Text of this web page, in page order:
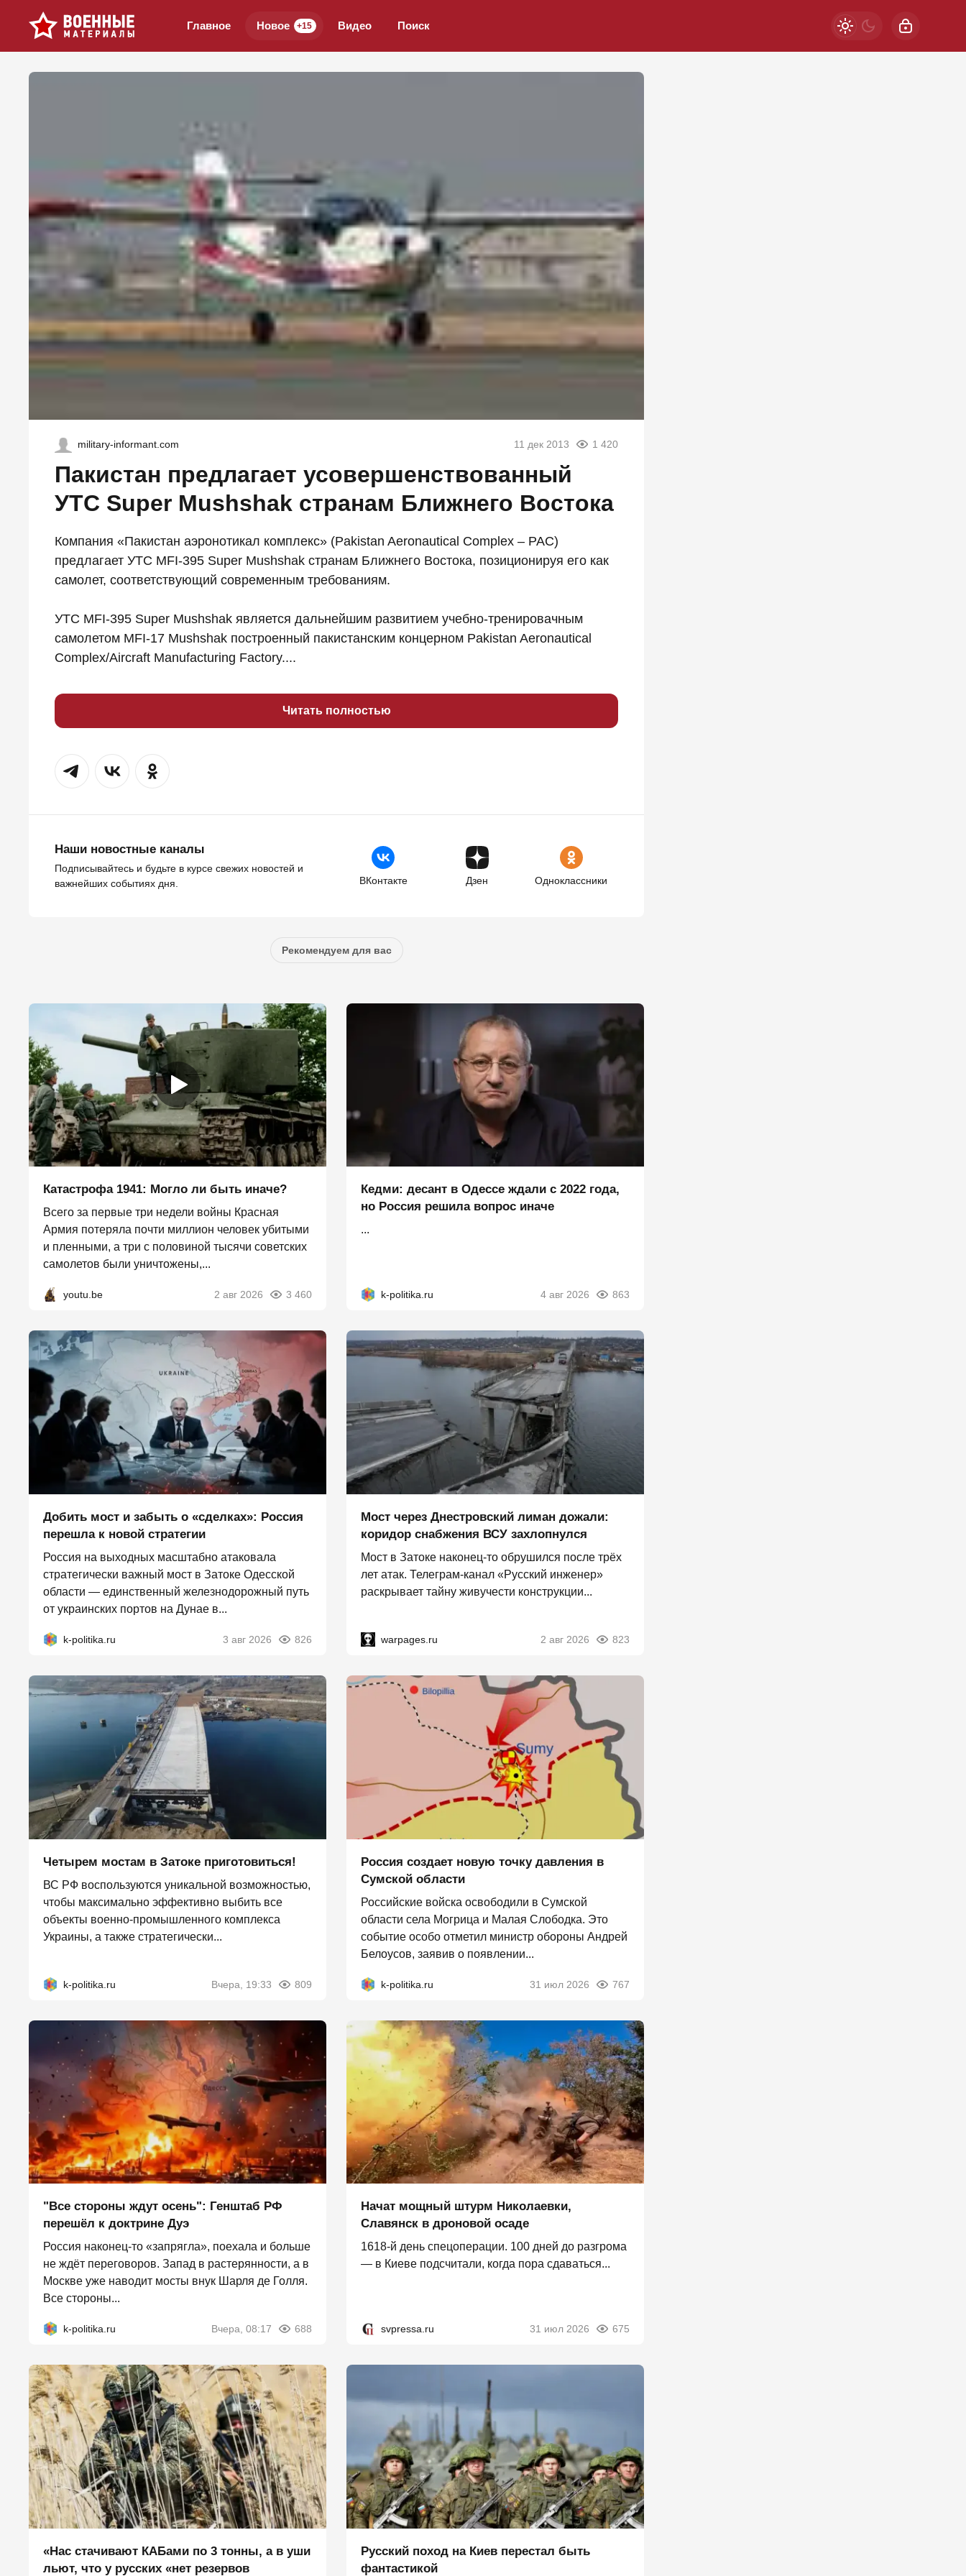
Главное Новое +15 Видео Поиск
military-informant.com 11 дек 2013 1 420
Пакистан предлагает усовершенствованный
УТС Super Mushshak странам Ближнего Востока
Компания «Пакистан аэронотикал комплекс» (Pakistan Aeronautical Complex – PAC)
предлагает УТС MFI-395 Super Mushshak странам Ближнего Востока, позиционируя его как
самолет, соответствующий современным требованиям.
УТС MFI-395 Super Mushshak является дальнейшим развитием учебно-тренировачным
самолетом MFI-17 Mushshak построенный пакистанским концерном Pakistan Aeronautical
Complex/Aircraft Manufacturing Factory....
Читать полностью
Наши новостные каналы
Подписывайтесь и будьте в курсе свежих новостей и
важнейших событиях дня.
ВКонтакте Дзен Одноклассники
Рекомендуем для вас
Катастрофа 1941: Могло ли быть иначе?
Всего за первые три недели войны Красная
Армия потеряла почти миллион человек убитыми
и пленными, а три с половиной тысячи советских
самолетов были уничтожены,...
youtu.be 2 авг 2026 3 460
Кедми: десант в Одессе ждали с 2022 года,
но Россия решила вопрос иначе
...
k-politika.ru 4 авг 2026 863
Добить мост и забыть о «сделках»: Россия
перешла к новой стратегии
Россия на выходных масштабно атаковала
стратегически важный мост в Затоке Одесской
области — единственный железнодорожный путь
от украинских портов на Дунае в...
k-politika.ru 3 авг 2026 826
Мост через Днестровский лиман дожали:
коридор снабжения ВСУ захлопнулся
Мост в Затоке наконец-то обрушился после трёх
лет атак. Телеграм-канал «Русский инженер»
раскрывает тайну живучести конструкции...
warpages.ru 2 авг 2026 823
Четырем мостам в Затоке приготовиться!
ВС РФ воспользуются уникальной возможностью,
чтобы максимально эффективно выбить все
объекты военно-промышленного комплекса
Украины, а также стратегически...
k-politika.ru Вчера, 19:33 809
Россия создает новую точку давления в
Сумской области
Российские войска освободили в Сумской
области села Могрица и Малая Слободка. Это
событие особо отметил министр обороны Андрей
Белоусов, заявив о появлении...
k-politika.ru 31 июл 2026 767
"Все стороны ждут осень": Генштаб РФ
перешёл к доктрине Дуэ
Россия наконец-то «запрягла», поехала и больше
не ждёт переговоров. Запад в растерянности, а в
Москве уже наводит мосты внук Шарля де Голля.
Все стороны...
k-politika.ru Вчера, 08:17 688
Начат мощный штурм Николаевки,
Славянск в дроновой осаде
1618-й день спецоперации. 100 дней до разгрома
— в Киеве подсчитали, когда пора сдаваться...
svpressa.ru 31 июл 2026 675
«Нас стачивают КАБами по 3 тонны, а в уши
льют, что у русских «нет резервов
Русский поход на Киев перестал быть
фантастикой